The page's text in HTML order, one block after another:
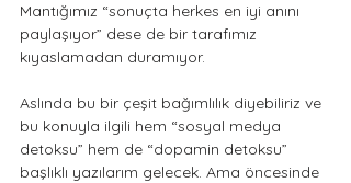
Mantığımız “sonuçta herkes en iyi anını
paylaşıyor” dese de bir tarafımız
kıyaslamadan duramıyor.
Aslında bu bir çeşit bağımlılık diyebiliriz ve
bu konuyla ilgili hem “sosyal medya
detoksu” hem de “dopamin detoksu”
başlıklı yazılarım gelecek. Ama öncesinde